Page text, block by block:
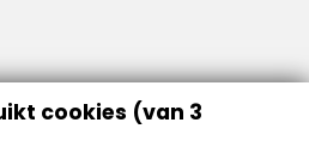
of Better Finance
cookies (van 3